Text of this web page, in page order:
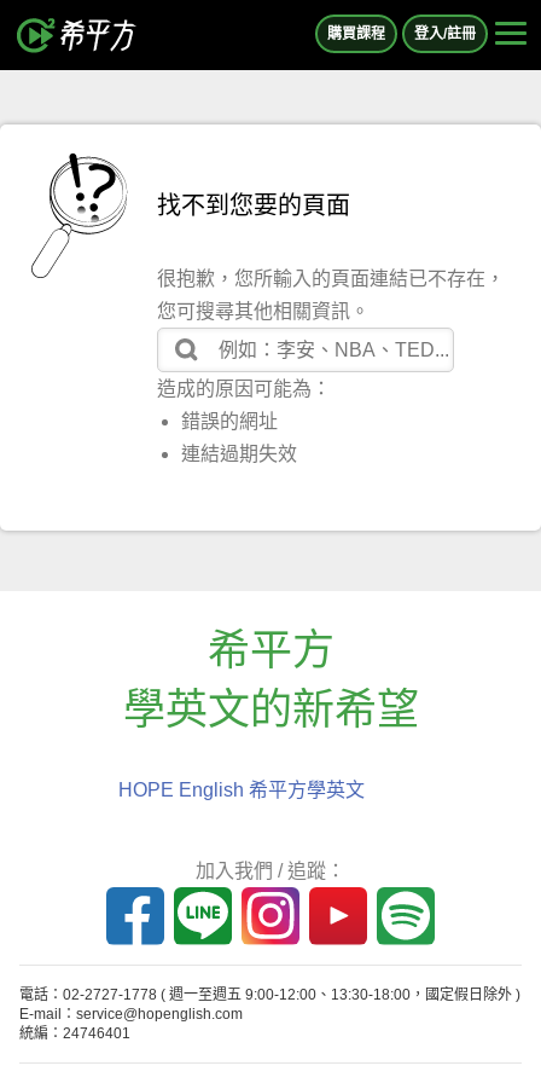
購買課程 登入/註冊
找不到您要的頁面
很抱歉，您所輸入的頁面連結已不存在，
您可搜尋其他相關資訊。
造成的原因可能為：
錯誤的網址
連結過期失效
希平方
學英文的新希望
HOPE English 希平方學英文
加入我們 / 追蹤：
電話：02-2727-1778 ( 週一至週五 9:00-12:00、13:30-18:00，國定假日除外 )
E-mail：service@hopenglish.com
統編：24746401